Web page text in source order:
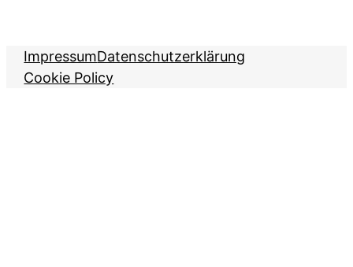
ImpressumDatenschutzerklärung
Cookie Policy